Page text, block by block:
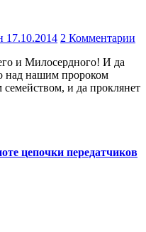
17.10.2014 2 Комментарии
над нашим пророком
и да проклянет
цепочки передатчиков